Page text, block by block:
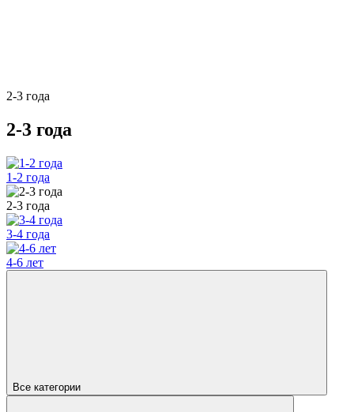
2-3 года
2-3 года
1-2 года
2-3 года
3-4 года
4-6 лет
Все категории